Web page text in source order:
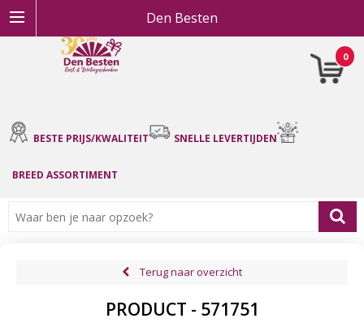
Den Besten
0
BESTE PRIJS/KWALITEIT SNELLE LEVERTIJDEN
BREED ASSORTIMENT
Terug naar overzicht
PRODUCT - 571751